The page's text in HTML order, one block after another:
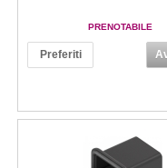
PRENOTABILE
Preferiti